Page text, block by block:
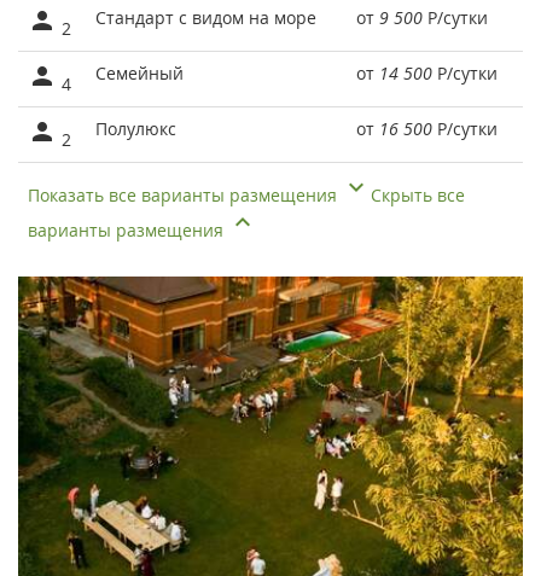
2 Стандарт с видом на море от 9 500 Р/сутки
4 Семейный от 14 500 Р/сутки
2 Полулюкс от 16 500 Р/сутки
Показать все варианты размещения
Скрыть все
варианты размещения